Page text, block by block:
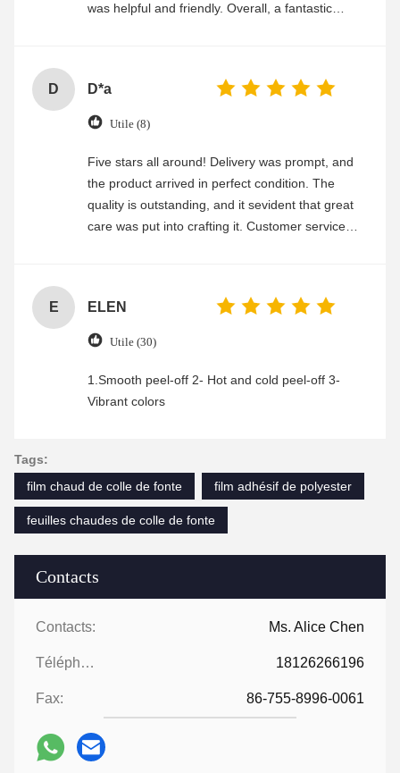
Contacts
Contacts: Ms. Alice Chen
Téléphone: 18126266196
Fax: 86-755-8996-0061
was helpful and friendly. Overall, a fantastic
D D*a
Utile (8)
Five stars all around! Delivery was prompt, and
the product arrived in perfect condition. The
quality is outstanding, and it sevident that great
care was put into crafting it. Customer service
E ELEN
Utile (30)
1.Smooth peel-off 2- Hot and cold peel-off 3-
Vibrant colors
Tags:
film chaud de colle de fonte
film adhésif de polyester
feuilles chaudes de colle de fonte